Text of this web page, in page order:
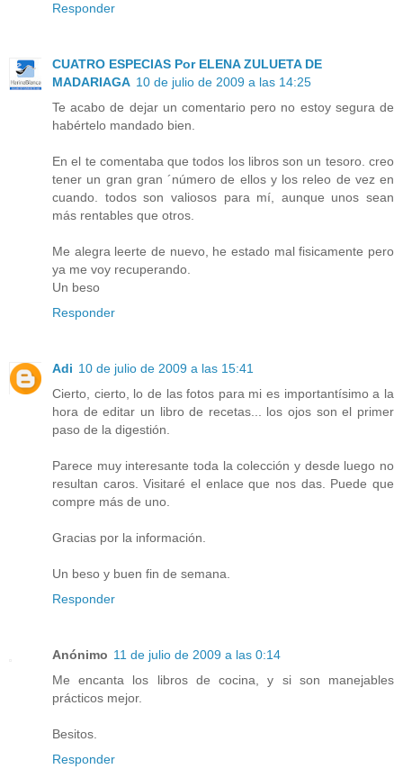
Responder
CUATRO ESPECIAS Por ELENA ZULUETA DE
MADARIAGA 10 de julio de 2009 a las 14:25
Te acabo de dejar un comentario pero no estoy segura de
habértelo mandado bien.
En el te comentaba que todos los libros son un tesoro. creo
tener un gran gran ´número de ellos y los releo de vez en
cuando. todos son valiosos para mí, aunque unos sean
más rentables que otros.
Me alegra leerte de nuevo, he estado mal fisicamente pero
ya me voy recuperando.
Un beso
Responder
Adi 10 de julio de 2009 a las 15:41
Cierto, cierto, lo de las fotos para mi es importantísimo a la
hora de editar un libro de recetas... los ojos son el primer
paso de la digestión.
Parece muy interesante toda la colección y desde luego no
resultan caros. Visitaré el enlace que nos das. Puede que
compre más de uno.
Gracias por la información.
Un beso y buen fin de semana.
Responder
Anónimo 11 de julio de 2009 a las 0:14
Me encanta los libros de cocina, y si son manejables
prácticos mejor.
Besitos.
Responder